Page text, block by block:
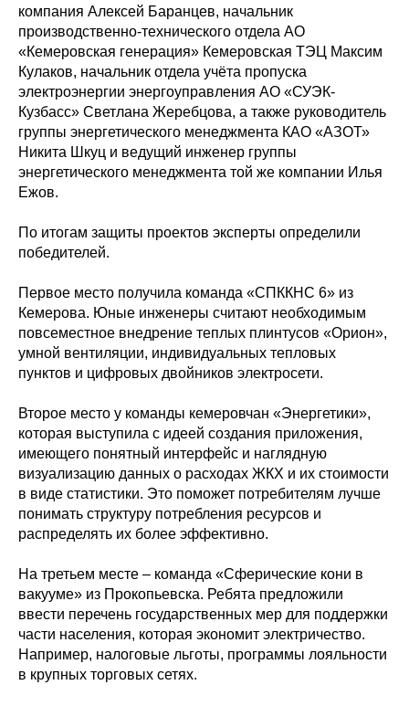
компания Алексей Баранцев, начальник
производственно-технического отдела АО
«Кемеровская генерация» Кемеровская ТЭЦ Максим
Кулаков, начальник отдела учёта пропуска
электроэнергии энергоуправления АО «СУЭК-
Кузбасс» Светлана Жеребцова, а также руководитель
группы энергетического менеджмента КАО «АЗОТ»
Никита Шкуц и ведущий инженер группы
энергетического менеджмента той же компании Илья
Ежов.
По итогам защиты проектов эксперты определили
победителей.
Первое место получила команда «СПККНС 6» из
Кемерова. Юные инженеры считают необходимым
повсеместное внедрение теплых плинтусов «Орион»,
умной вентиляции, индивидуальных тепловых
пунктов и цифровых двойников электросети.
Второе место у команды кемеровчан «Энергетики»,
которая выступила с идеей создания приложения,
имеющего понятный интерфейс и наглядную
визуализацию данных о расходах ЖКХ и их стоимости
в виде статистики. Это поможет потребителям лучше
понимать структуру потребления ресурсов и
распределять их более эффективно.
На третьем месте – команда «Сферические кони в
вакууме» из Прокопьевска. Ребята предложили
ввести перечень государственных мер для поддержки
части населения, которая экономит электричество.
Например, налоговые льготы, программы лояльности
в крупных торговых сетях.